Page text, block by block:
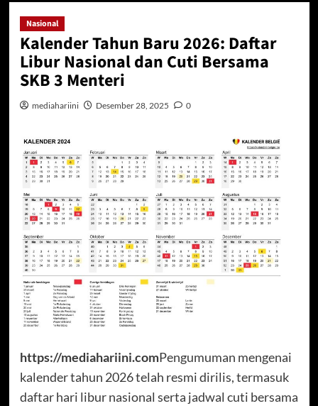
Nasional
Kalender Tahun Baru 2026: Daftar
Libur Nasional dan Cuti Bersama
SKB 3 Menteri
mediahariini Desember 28, 2025 0
https://mediahariini.comPengumuman mengenai
kalender tahun 2026 telah resmi dirilis, termasuk
daftar hari libur nasional serta jadwal cuti bersama